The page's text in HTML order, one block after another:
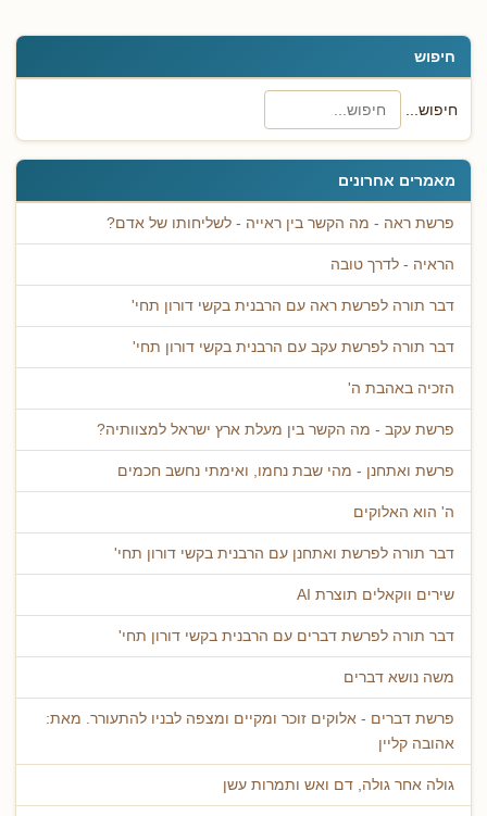
חיפוש
חיפוש...
מאמרים אחרונים
פרשת ראה - מה הקשר בין ראייה - לשליחותו של אדם?
הראיה - לדרך טובה
דבר תורה לפרשת ראה עם הרבנית בקשי דורון תחי'
דבר תורה לפרשת עקב עם הרבנית בקשי דורון תחי'
הזכיה באהבת ה'
פרשת עקב - מה הקשר בין מעלת ארץ ישראל למצוותיה?
פרשת ואתחנן - מהי שבת נחמו, ואימתי נחשב חכמים
ה' הוא האלוקים
דבר תורה לפרשת ואתחנן עם הרבנית בקשי דורון תחי'
שירים ווקאלים תוצרת AI
דבר תורה לפרשת דברים עם הרבנית בקשי דורון תחי'
משה נושא דברים
פרשת דברים - אלוקים זוכר ומקיים ומצפה לבניו להתעורר. מאת:
אהובה קליין
גולה אחר גולה, דם ואש ותמרות עשן